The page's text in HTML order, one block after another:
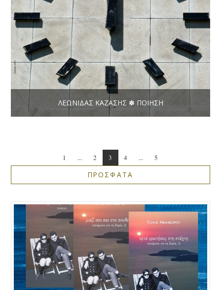
ΛΕΩΝΊΔΑΣ ΚΑΖΆΣΗΣ ✽ ΠΟΊΗΣΗ
1 ... 2 3 4 ... 5
ΠΡΟΣΦΑΤΑ